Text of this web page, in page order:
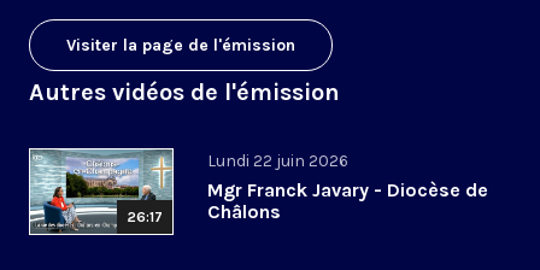
Visiter la page de l'émission
Autres vidéos de l'émission
26:17
Lundi 22 juin 2026
Mgr Franck Javary - Diocèse de
Châlons